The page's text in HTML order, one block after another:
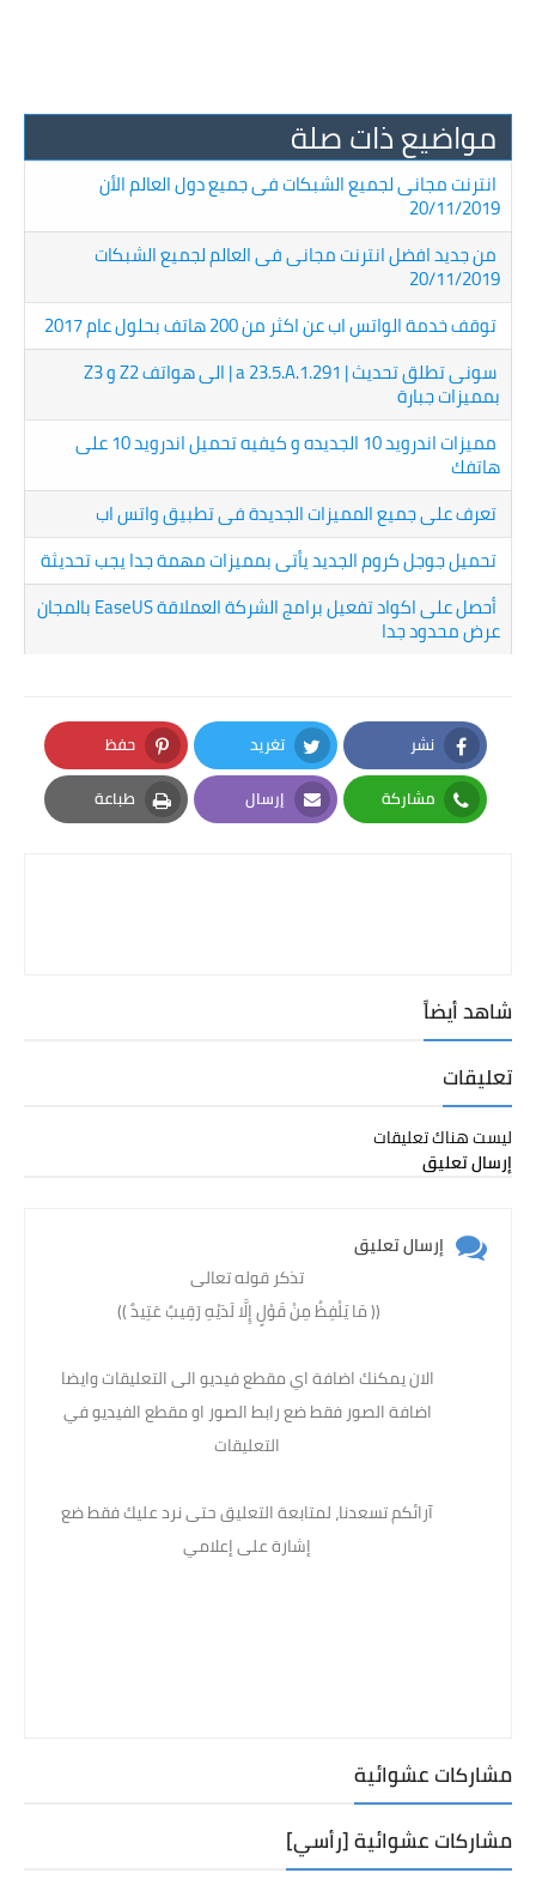
مواضيع ذات صلة
انترنت مجانى لجميع الشبكات فى جميع دول العالم الأن
20/11/2019
من جديد افضل انترنت مجانى فى العالم لجميع الشبكات
20/11/2019
توقف خدمة الواتس اب عن اكثر من 200 هاتف بحلول عام 2017
سونى تطلق تحديث | a 23.5.A.1.291 | الى هواتف Z2 و Z3
بمميزات جبارة
مميزات اندرويد 10 الجديده و كيفيه تحميل اندرويد 10 على
هاتفك
تعرف على جميع المميزات الجديدة فى تطبيق واتس اب
تحميل جوجل كروم الجديد يأتى بمميزات مهمة جدا يجب تحديثة
أحصل على اكواد تفعيل برامج الشركة العملاقة EaseUS بالمجان
عرض محدود جدا
نشر
Facebook
تغريد
Twitter
حفظ
Pinterest
مشاركة
Whatsapp
إرسال
Email
طباعة
Print
شاهد أيضاً
تعليقات
ليست هناك تعليقات
إرسال تعليق
إرسال تعليق
تذكر قوله تعالى
(( مَا يَلْفِظُ مِنْ قَوْلٍ إِلَّا لَدَيْهِ رَقِيبٌ عَتِيدٌ )) ‏
الان يمكنك اضافة اي مقطع فيديو الى التعليقات وايضا
اضافة الصور فقط ضع رابط الصور او مقطع الفيديو في
التعليقات
آرائكم تسعدنا، لمتابعة التعليق حتى نرد عليك فقط ضع
إشارة على إعلامي
مشاركات عشوائية
مشاركات عشوائية [رأسي]